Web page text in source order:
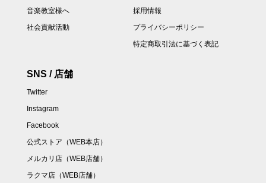
音楽教室様へ
社会貢献活動
採用情報
プライバシーポリシー
特定商取引法に基づく表記
SNS / 店舗
Twitter
Instagram
Facebook
公式ストア（WEB本店）
メルカリ店（WEB店舗）
ラクマ店（WEB店舗）